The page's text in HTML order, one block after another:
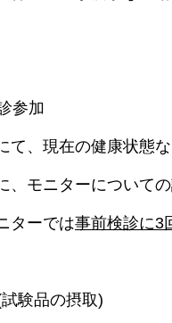
参加
て、現在の健康状態
、モニターについて
ターでは事前検診に3
験品の摂取)